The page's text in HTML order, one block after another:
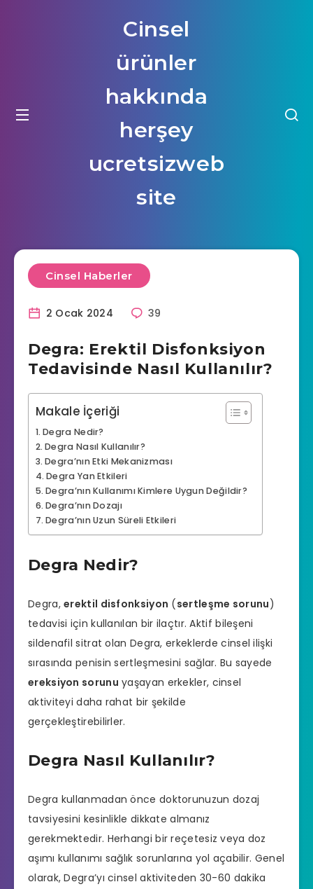
Cinsel
ürünler
hakkında
herşey
ucretsizweb
site
Cinsel Haberler
2 Ocak 2024 39
Degra: Erektil Disfonksiyon
Tedavisinde Nasıl Kullanılır?
Makale İçeriği
Degra Nedir?
Degra Nasıl Kullanılır?
Degra’nın Etki Mekanizması
Degra Yan Etkileri
Degra’nın Kullanımı Kimlere Uygun Değildir?
Degra’nın Dozajı
Degra’nın Uzun Süreli Etkileri
Degra Nedir?
Degra,erektil disfonksiyon (sertleşme sorunu)
tedavisi için kullanılan bir ilaçtır. Aktif bileşeni
sildenafil sitrat olan Degra, erkeklerde cinsel ilişki
sırasında penisin sertleşmesini sağlar. Bu sayede
ereksiyon sorunu yaşayan erkekler, cinsel
aktiviteyi daha rahat bir şekilde
gerçekleştirebilirler.
Degra Nasıl Kullanılır?
Degra kullanmadan önce doktorunuzun dozaj
tavsiyesini kesinlikle dikkate almanız
gerekmektedir. Herhangi bir reçetesiz veya doz
aşımı kullanımı sağlık sorunlarına yol açabilir. Genel
olarak, Degra’yı cinsel aktiviteden 30-60 dakika